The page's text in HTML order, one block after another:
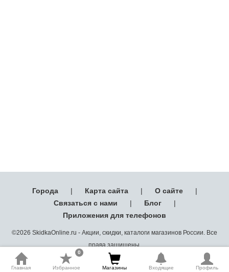
Города | Карта сайта | О сайте
|
Связаться с нами
| Блог
|
Приложения для телефонов
©2026 SkidkaOnline.ru - Акции, скидки, каталоги магазинов России. Все
права защищены.
Главная Избранное
0
Магазины Входящие Профиль